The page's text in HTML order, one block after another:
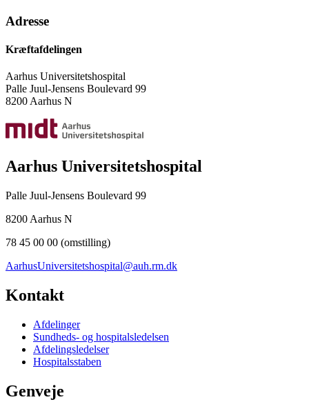
Adresse
Kræftafdelingen
Aarhus Universitetshospital
Palle Juul-Jensens Boulevard 99
8200 Aarhus N
Aarhus Universitetshospital
Palle Juul-Jensens Boulevard 99
8200 Aarhus N
78 45 00 00 (omstilling)
AarhusUniversitetshospital@auh.rm.dk
Kontakt
Afdelinger
Sundheds- og hospitalsledelsen
Afdelingsledelser
Hospitalsstaben
Genveje